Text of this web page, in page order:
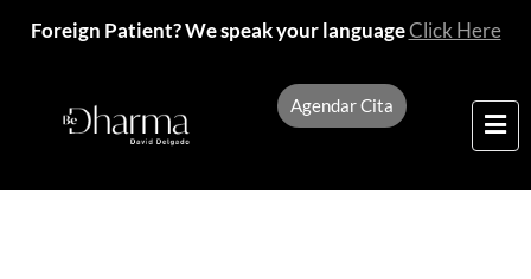
Foreign Patient? We speak your languageClick Here
Agendar Cita